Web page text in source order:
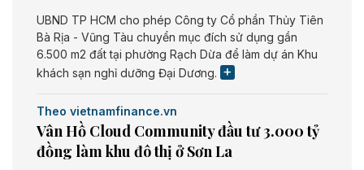
UBND TP HCM cho phép Công ty Cổ phần Thủy Tiên
Bà Rịa - Vũng Tàu chuyển mục đích sử dụng gần
6.500 m2 đất tại phường Rạch Dừa để làm dự án Khu
khách sạn nghỉ dưỡng Đại Dương.
Theo vietnamfinance.vn
Vân Hồ Cloud Community đầu tư 3.000 tỷ
đồng làm khu đô thị ở Sơn La